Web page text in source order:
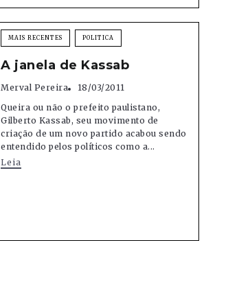
MAIS RECENTES POLITICA
A janela de Kassab
Merval Pereira
18/03/2011
Queira ou não o prefeito paulistano,
Gilberto Kassab, seu movimento de
criação de um novo partido acabou sendo
entendido pelos políticos como a...
Leia